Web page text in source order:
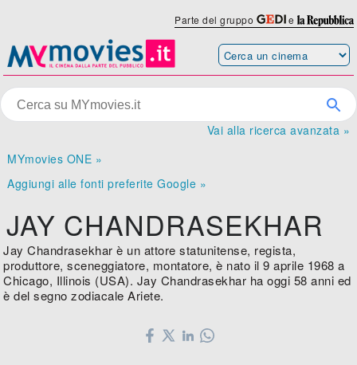
Parte del gruppo e
Vai alla ricerca avanzata »
MYmovies ONE »
Aggiungi alle fonti preferite Google »
JAY CHANDRASEKHAR
Jay Chandrasekhar è un attore statunitense, regista,
produttore, sceneggiatore, montatore, è nato il 9 aprile 1968 a
Chicago, Illinois (USA). Jay Chandrasekhar ha oggi 58 anni ed
è del segno zodiacale Ariete.